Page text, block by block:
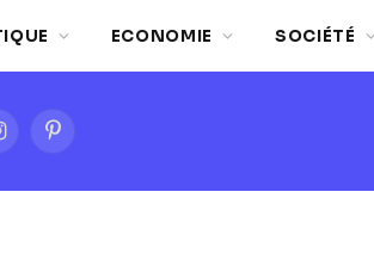
ECONOMIE SOCIÉTÉ
Pinterest